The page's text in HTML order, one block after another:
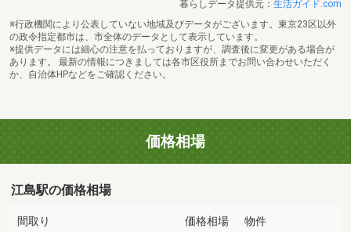
暮らしデータ提供元： 生活ガイド.com
※行政機関により公表していない地域及びデータがございます。東京23区以外
の政令指定都市は、市全体のデータとして表示しています。
※提供データには細心の注意を払っておりますが、調査後に変更がある場合が
あります。 最新の情報につきましては各市区役所までお問い合わせいただく
か、自治体HPなどをご確認ください。
価格相場
江島駅の価格相場
間取り 価格相場 物件